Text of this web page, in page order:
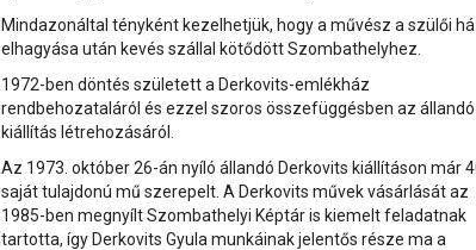
Mindazonáltal tényként kezelhetjük, hogy a művész a szülői
elhagyása után kevés szállal kötődött Szombathelyhez.
1972-ben döntés született a Derkovits-emlékház
rendbehozataláról és ezzel szoros összefüggésben az állandó
kiállítás létrehozásáról.
Az 1973. október 26-án nyíló állandó Derkovits kiállításon már
saját tulajdonú mű szerepelt. A Derkovits művek vásárlását az
1985-ben megnyílt Szombathelyi Képtár is kiemelt feladatnak
tartotta, így Derkovits Gyula munkáinak jelentős része ma a